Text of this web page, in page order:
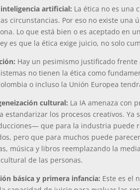
inteligencia artificial: La ética no es una
circunstancias. Por eso no existe
Lo que está bien o es aceptado en
es que la ética exige juicio, no solo
Hay un pesimismo justificado
no tienen la ética como
o incluso la Unión Europea
cultural: La IA amenaza con
estandarizar los procesos creativos.
que para la industria puede
pero que para muchos puede
música y libros reemplazando la
de las personas.
básica y primera infancia: Este es el